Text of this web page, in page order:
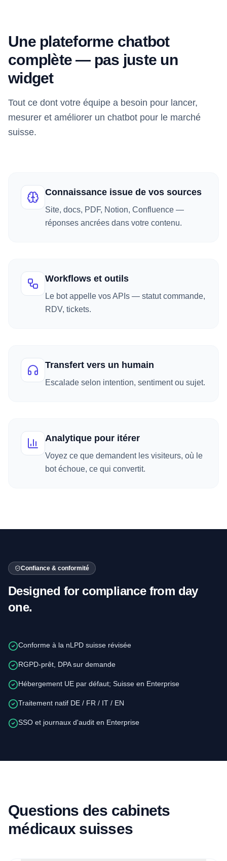
Une plateforme chatbot
complète — pas juste un
widget
Tout ce dont votre équipe a besoin pour lancer,
mesurer et améliorer un chatbot pour le marché
suisse.
Connaissance issue de vos sources
Site, docs, PDF, Notion, Confluence —
réponses ancrées dans votre contenu.
Workflows et outils
Le bot appelle vos APIs — statut commande,
RDV, tickets.
Transfert vers un humain
Escalade selon intention, sentiment ou sujet.
Analytique pour itérer
Voyez ce que demandent les visiteurs, où le
bot échoue, ce qui convertit.
Confiance & conformité
Designed for compliance from day
one.
Conforme à la nLPD suisse révisée
RGPD-prêt, DPA sur demande
Hébergement UE par défaut; Suisse en Enterprise
Traitement natif DE / FR / IT / EN
SSO et journaux d'audit en Enterprise
Questions des cabinets
médicaux suisses